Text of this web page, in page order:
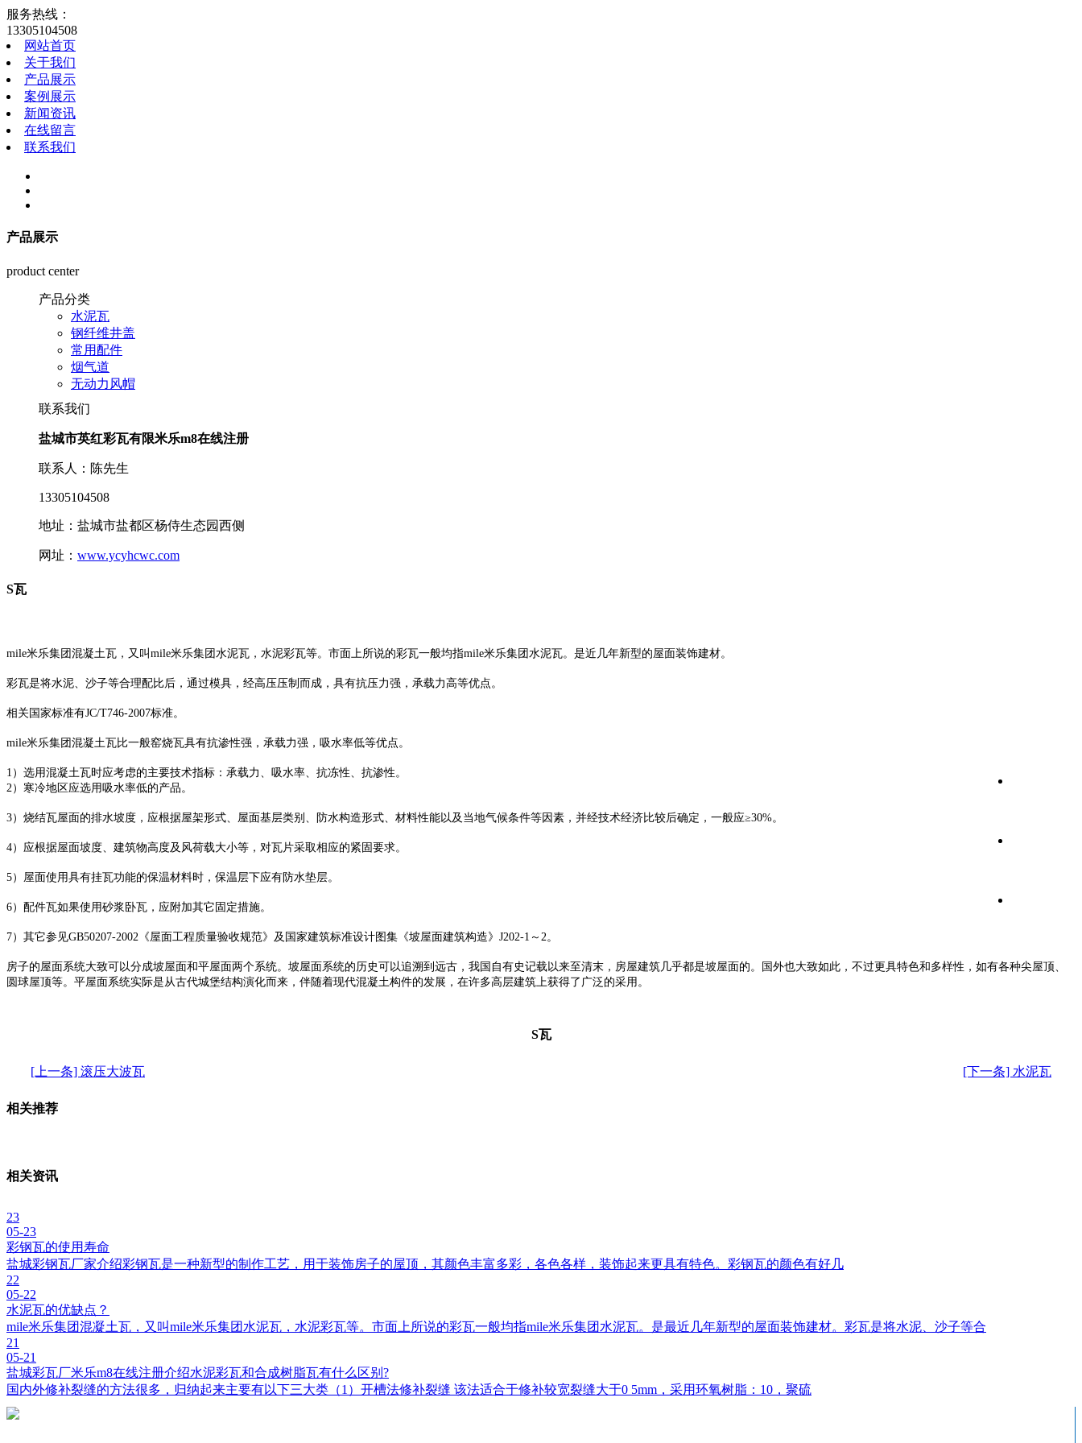
服务热线：
13305104508
网站首页
关于我们
产品展示
案例展示
新闻资讯
在线留言
联系我们
产品展示
product center
产品分类
水泥瓦
钢纤维井盖
常用配件
烟气道
无动力风帽
联系我们
盐城市英红彩瓦有限米乐m8在线注册
联系人：陈先生
13305104508
地址：盐城市盐都区杨侍生态园西侧
网址： www.ycyhcwc.com
S瓦
mile米乐集团混凝土瓦，又叫mile米乐集团水泥瓦，水泥彩瓦等。市面上所说的彩瓦一般均指mile米乐集团水泥瓦。是近几年新型的屋面装饰建材。
彩瓦是将水泥、沙子等合理配比后，通过模具，经高压压制而成，具有抗压力强，承载力高等优点。
相关国家标准有JC/T746-2007标准。
mile米乐集团混凝土瓦比一般窑烧瓦具有抗渗性强，承载力强，吸水率低等优点。
1）选用混凝土瓦时应考虑的主要技术指标：承载力、吸水率、抗冻性、抗渗性。
2）寒冷地区应选用吸水率低的产品。
3）烧结瓦屋面的排水坡度，应根据屋架形式、屋面基层类别、防水构造形式、材料性能以及当地气候条件等因素，并经技术经济比较后确定，一般应≥30%。
4）应根据屋面坡度、建筑物高度及风荷载大小等，对瓦片采取相应的紧固要求。
5）屋面使用具有挂瓦功能的保温材料时，保温层下应有防水垫层。
6）配件瓦如果使用砂浆卧瓦，应附加其它固定措施。
7）其它参见GB50207-2002《屋面工程质量验收规范》及国家建筑标准设计图集《坡屋面建筑构造》J202-1～2。
房子的屋面系统大致可以分成坡屋面和平屋面两个系统。坡屋面系统的历史可以追溯到远古，我国自有史记载以来至清末，房屋建筑几乎都是坡屋面的。国外也大致如此，不过更具特色和多样性，如有各种尖屋顶、
圆球屋顶等。平屋面系统实际是从古代城堡结构演化而来，伴随着现代混凝土构件的发展，在许多高层建筑上获得了广泛的采用。
S瓦
[上一条] 滚压大波瓦 [下一条] 水泥瓦
相关推荐
相关资讯
23
05-23
彩钢瓦的使用寿命
盐城彩钢瓦厂家介绍彩钢瓦是一种新型的制作工艺，用于装饰房子的屋顶，其颜色丰富多彩，各色各样，装饰起来更具有特色。彩钢瓦的颜色有好几
22
05-22
水泥瓦的优缺点？
mile米乐集团混凝土瓦，又叫mile米乐集团水泥瓦，水泥彩瓦等。市面上所说的彩瓦一般均指mile米乐集团水泥瓦。是最近几年新型的屋面装饰建材。彩瓦是将水泥、沙子等合
21
05-21
盐城彩瓦厂米乐m8在线注册介绍水泥彩瓦和合成树脂瓦有什么区别?
国内外修补裂缝的方法很多，归纳起来主要有以下三大类（1）开槽法修补裂缝 该法适合于修补较宽裂缝大于0 5mm，采用环氧树脂：10，聚硫